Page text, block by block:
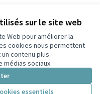
sur le site web
Web pour améliorer la
cookies nous permettent
contenu plus
médias sociaux.
essentiels
YouTube